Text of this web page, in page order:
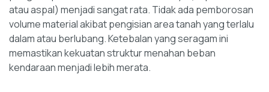
atau aspal) menjadi sangat rata. Tidak ada pemborosan
volume material akibat pengisian area tanah yang terlalu
dalam atau berlubang. Ketebalan yang seragam ini
memastikan kekuatan struktur menahan beban
kendaraan menjadi lebih merata.